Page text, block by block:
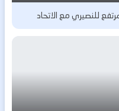
للنصيري مع الاتحاد